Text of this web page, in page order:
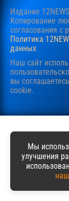
Издание
Копирование
согласования c
Политика
данных
Наш сайт
вы
cookie.
Мы
улучшения